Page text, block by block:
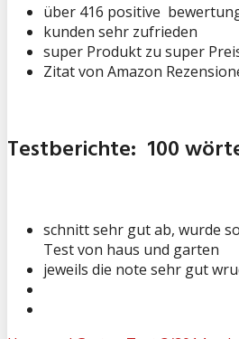
über 416 positive
kunden sehr zufrieden
super Produkt zu super
Zitat von Amazon
Testberichte: 100
schnitt sehr gut ab, wurde
Test von haus und garten
jeweils die note sehr gut